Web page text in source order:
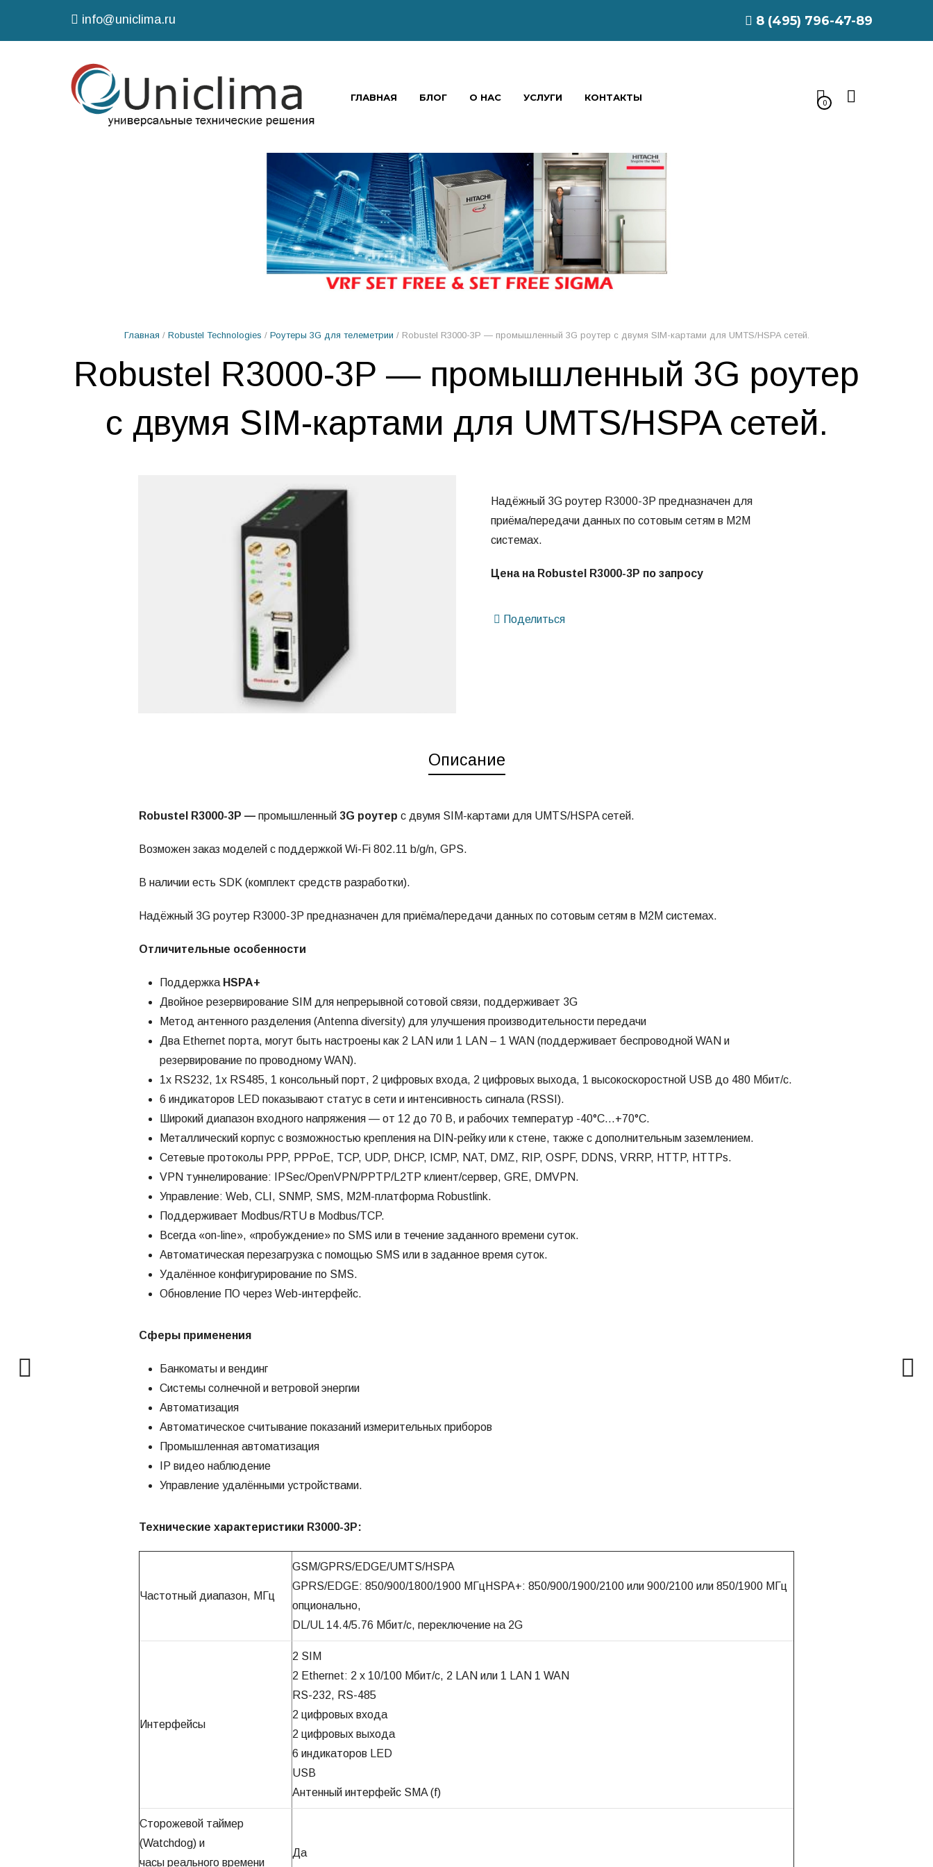
info@uniclima.ru 8 (495) 796-47-89
ГЛАВНАЯ БЛОГ О НАС УСЛУГИ КОНТАКТЫ 0
Главная / Robustel Technologies / Роутеры 3G для телеметрии / Robustel R3000-3P — промышленный 3G роутер с двумя SIM-картами для UMTS/HSPA сетей.
Robustel R3000-3P — промышленный 3G роутер
с двумя SIM-картами для UMTS/HSPA сетей.
Надёжный 3G роутер R3000-3P предназначен для
приёма/передачи данных по сотовым сетям в М2М
системах.
Цена на Robustel R3000-3P по запросу
Поделиться
Описание
Robustel R3000-3P — промышленный 3G роутер с двумя SIM-картами для UMTS/HSPA сетей.
Возможен заказ моделей с поддержкой Wi-Fi 802.11 b/g/n, GPS.
В наличии есть SDK (комплект средств разработки).
Надёжный 3G роутер R3000-3P предназначен для приёма/передачи данных по сотовым сетям в М2М системах.
Отличительные особенности
Поддержка HSPA+
Двойное резервирование SIM для непрерывной сотовой связи, поддерживает 3G
Метод антенного разделения (Antenna diversity) для улучшения производительности передачи
Два Ethernet порта, могут быть настроены как 2 LAN или 1 LAN – 1 WAN (поддерживает беспроводной WAN и
резервирование по проводному WAN).
1x RS232, 1x RS485, 1 консольный порт, 2 цифровых входа, 2 цифровых выхода, 1 высокоскоростной USB до 480 Мбит/с.
6 индикаторов LED показывают статус в сети и интенсивность сигнала (RSSI).
Широкий диапазон входного напряжения — от 12 до 70 В, и рабочих температур -40°С…+70°С.
Металлический корпус с возможностью крепления на DIN-рейку или к стене, также с дополнительным заземлением.
Сетевые протоколы PPP, PPPoE, TCP, UDP, DHCP, ICMP, NAT, DMZ, RIP, OSPF, DDNS, VRRP, HTTP, HTTPs.
VPN туннелирование: IPSec/OpenVPN/PPTP/L2TP клиент/сервер, GRE, DMVPN.
Управление: Web, CLI, SNMP, SMS, М2М-платформа Robustlink.
Поддерживает Modbus/RTU в Modbus/TCP.
Всегда «on-line», «пробуждение» по SMS или в течение заданного времени суток.
Автоматическая перезагрузка с помощью SMS или в заданное время суток.
Удалённое конфигурирование по SMS.
Обновление ПО через Web-интерфейс.
Сферы применения
Банкоматы и вендинг
Системы солнечной и ветровой энергии
Автоматизация
Автоматическое считывание показаний измерительных приборов
Промышленная автоматизация
IP видео наблюдение
Управление удалёнными устройствами.
Технические характеристики R3000-3P:
Частотный диапазон, МГц
GSM/GPRS/EDGE/UMTS/HSPA
GPRS/EDGE: 850/900/1800/1900 МГцHSPA+: 850/900/1900/2100 или 900/2100 или 850/1900 МГц
опционально,
DL/UL 14.4/5.76 Мбит/с, переключение на 2G
Интерфейсы
2 SIM
2 Ethernet: 2 x 10/100 Мбит/с, 2 LAN или 1 LAN 1 WAN
RS-232, RS-485
2 цифровых входа
2 цифровых выхода
6 индикаторов LED
USB
Антенный интерфейс SMA (f)
Сторожевой таймер
(Watchdog) и
часы реального времени
Да